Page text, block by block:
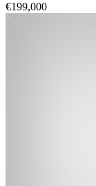
€199,000